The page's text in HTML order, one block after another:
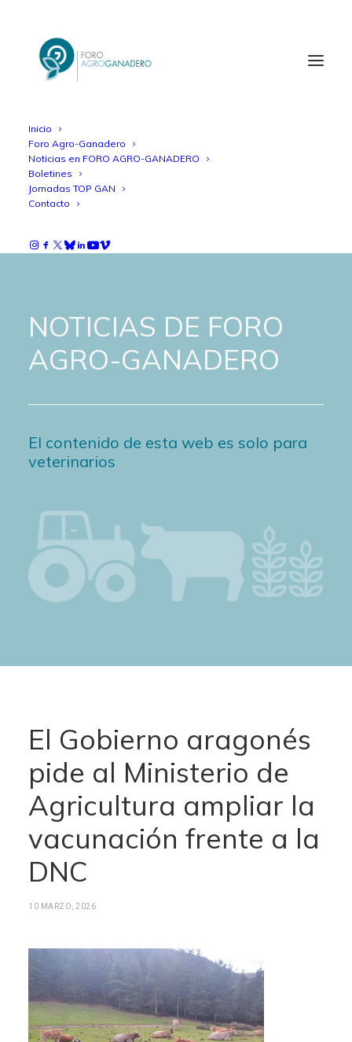
Inicio
Foro Agro-Ganadero
Noticias en FORO AGRO-GANADERO
Boletines
Jornadas TOP GAN
Contacto
NOTICIAS DE FORO
AGRO-GANADERO
El contenido de esta web es solo para
veterinarios
El Gobierno aragonés
pide al Ministerio de
Agricultura ampliar la
vacunación frente a la
DNC
10 MARZO, 2026